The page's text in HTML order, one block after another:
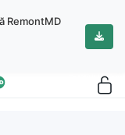
RemontMD